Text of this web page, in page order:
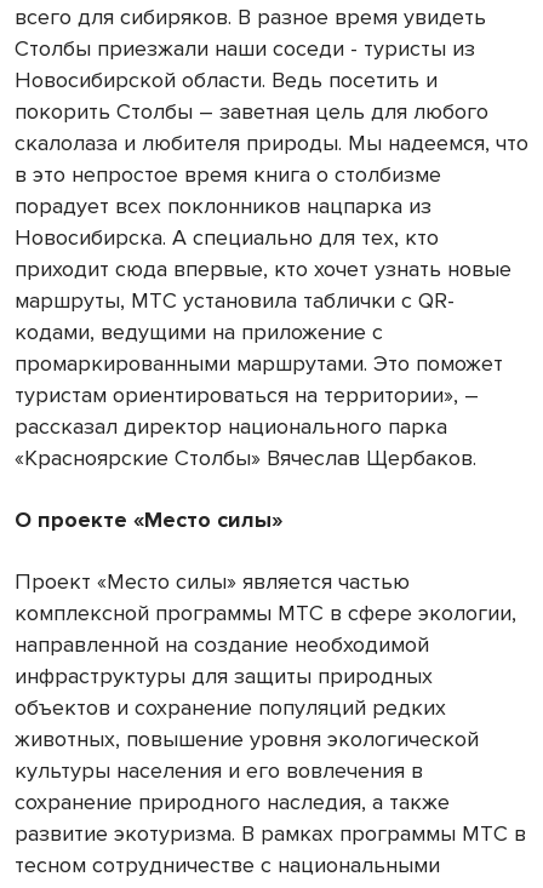
всего для сибиряков. В разное время увидеть
Столбы приезжали наши соседи - туристы из
Новосибирской области. Ведь посетить и
покорить Столбы – заветная цель для любого
скалолаза и любителя природы. Мы надеемся, что
в это непростое время книга о столбизме
порадует всех поклонников нацпарка из
Новосибирска. А специально для тех, кто
приходит сюда впервые, кто хочет узнать новые
маршруты, МТС установила таблички с QR-
кодами, ведущими на приложение с
промаркированными маршрутами. Это поможет
туристам ориентироваться на территории», –
рассказал директор национального парка
«Красноярские Столбы» Вячеслав Щербаков.
О проекте «Место силы»
Проект «Место силы» является частью
комплексной программы МТС в сфере экологии,
направленной на создание необходимой
инфраструктуры для защиты природных
объектов и сохранение популяций редких
животных, повышение уровня экологической
культуры населения и его вовлечения в
сохранение природного наследия, а также
развитие экотуризма. В рамках программы МТС в
тесном сотрудничестве с национальными